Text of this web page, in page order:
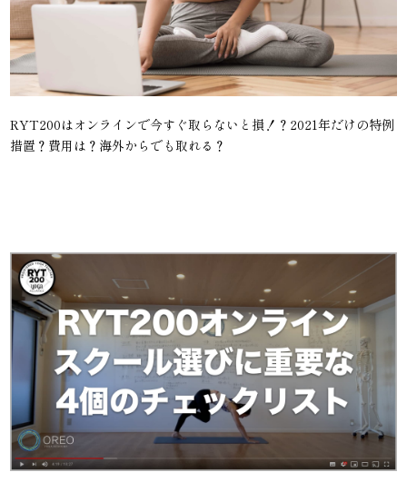
RYT200はオンラインで今すぐ取らないと損！？2021年だけの特例
措置？費用は？海外からでも取れる？